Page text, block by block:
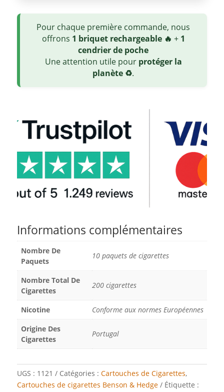
Pour chaque première commande, nous
offrons 1 briquet rechargeable 🔥 + 1
cendrier de poche
Une attention utile pour protéger la
planète ♻️.
Informations complémentaires
Nombre De
Paquets
10 paquets de cigarettes
Nombre Total De
Cigarettes
200 cigarettes
Nicotine
Conforme aux normes Européennes
Origine Des
Cigarettes
Portugal
UGS : 1121 Catégories : Cartouches de Cigarettes,
Cartouches de cigarettes Benson & Hedge
Étiquette :